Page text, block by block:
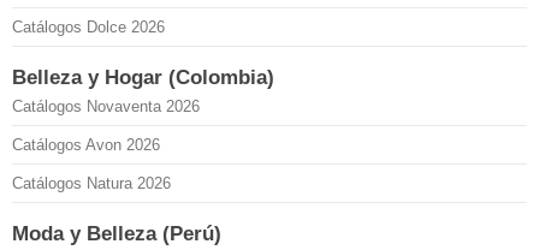
Catálogos Dolce 2026
Belleza y Hogar (Colombia)
Catálogos Novaventa 2026
Catálogos Avon 2026
Catálogos Natura 2026
Moda y Belleza (Perú)